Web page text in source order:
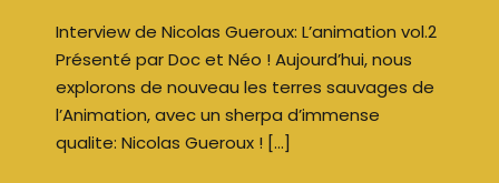
Interview de Nicolas Gueroux: L’animation vol.2
Présenté par Doc et Néo ! Aujourd’hui, nous
explorons de nouveau les terres sauvages de
l’Animation, avec un sherpa d’immense
qualite: Nicolas Gueroux ! […]